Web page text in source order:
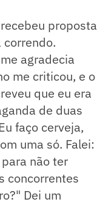
proposta
correndo.
agradecia
me criticou, e o
que eu era
de duas
faço cerveja,
uma só. Falei:
não ter
concorrentes
Dei um